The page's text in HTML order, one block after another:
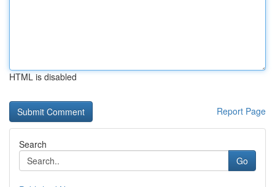
HTML is disabled
Report Page
Search
Go